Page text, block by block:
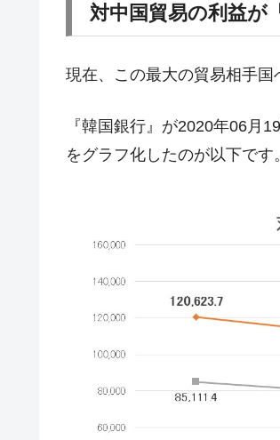
対中国貿易の利益が
現在、この最大の貿易相手国
『韓国銀行』が2020年06月
をグラフ化したのが以下です。